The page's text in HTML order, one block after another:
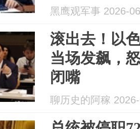
黑鹰观军事 2026-
滚出去！以
当场发飙，
闭嘴
聊历史的阿稼